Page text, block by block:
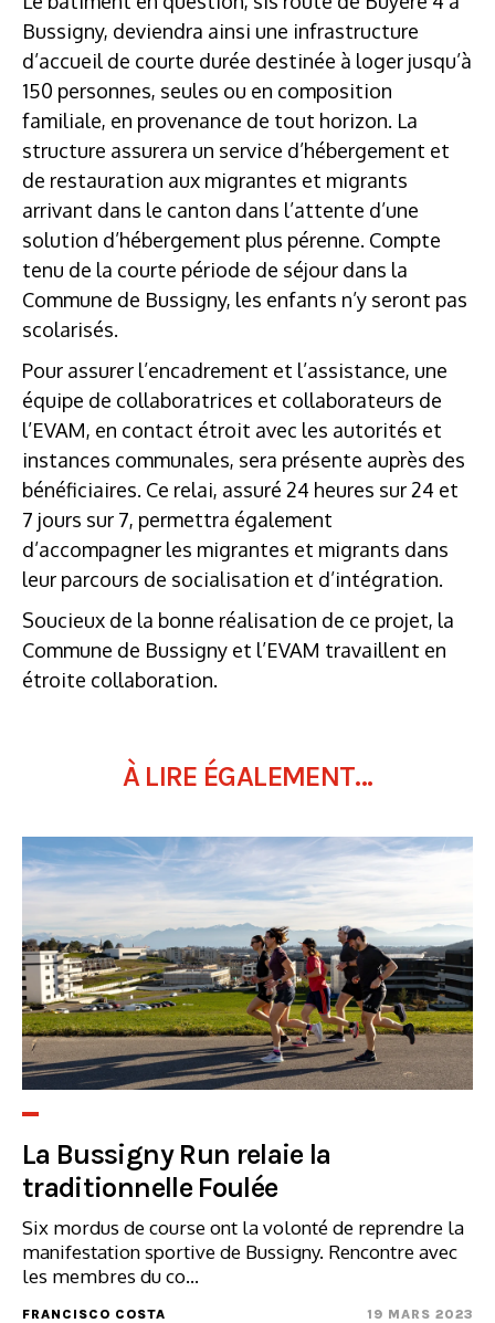
Bussigny, deviendra ainsi une infrastructure
d’accueil de courte durée destinée à loger jusqu’à
150 personnes, seules ou en composition
familiale, en provenance de tout horizon. La
structure assurera un service d’hébergement et
de restauration aux migrantes et migrants
arrivant dans le canton dans l’attente d’une
solution d’hébergement plus pérenne. Compte
tenu de la courte période de séjour dans la
Commune de Bussigny, les enfants n’y seront pas
scolarisés.
Pour assurer l’encadrement et l’assistance, une
équipe de collaboratrices et collaborateurs de
l’EVAM, en contact étroit avec les autorités et
instances communales, sera présente auprès des
bénéficiaires. Ce relai, assuré 24 heures sur 24 et
7 jours sur 7, permettra également
d’accompagner les migrantes et migrants dans
leur parcours de socialisation et d’intégration.
Soucieux de la bonne réalisation de ce projet, la
Commune de Bussigny et l’EVAM travaillent en
étroite collaboration.
À LIRE ÉGALEMENT...
La Bussigny Run relaie la
traditionnelle Foulée
Six mordus de course ont la volonté de reprendre la
manifestation sportive de Bussigny. Rencontre avec
les membres du co...
FRANCISCO COSTA 19 MARS 2023